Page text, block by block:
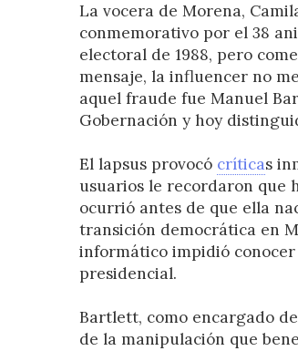
La vocera de Morena,
conmemorativo por el 38
electoral de 1988, pero
mensaje, la influencer no
aquel fraude fue Manuel
Gobernación y hoy
El lapsus provocó críticas
usuarios le recordaron que
ocurrió antes de que ella
transición democrática en
informático impidió
presidencial.
Bartlett, como encargado
de la manipulación que